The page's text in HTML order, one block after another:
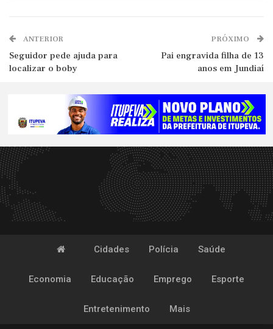
ANTERIOR
Seguidor pede ajuda para
localizar o boby
PRÓXIMO
Pai engravida filha de 13
anos em Jundiaí
Cidades Polícia Saúde
Economia Educação Emprego Esporte
Entretenimento Mais